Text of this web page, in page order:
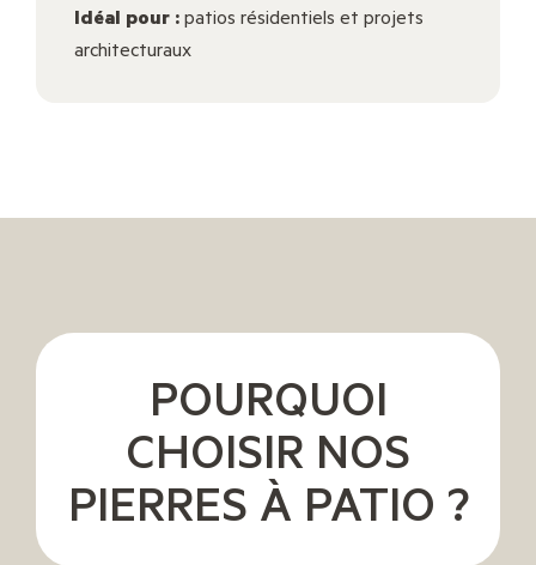
Idéal pour :patios résidentiels et projets
architecturaux
POURQUOI
CHOISIR NOS
PIERRES À PATIO ?